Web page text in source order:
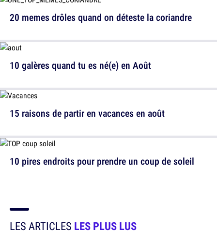
20 memes drôles quand on déteste la coriandre
15 raisons de partir en vacances en août
10 galères quand tu es né(e) en Août
10 pires endroits pour prendre un coup de soleil
LES ARTICLES LES PLUS LUS